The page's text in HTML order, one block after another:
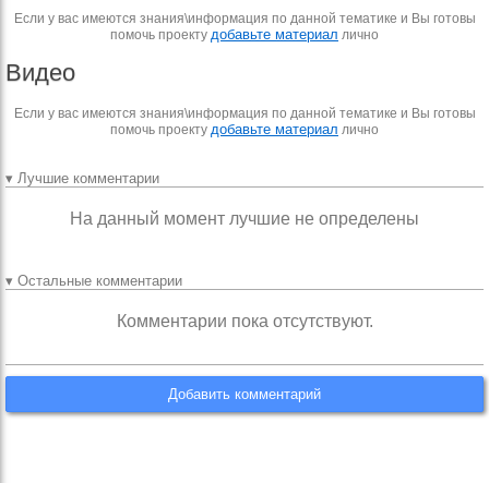
Если у вас имеются знания\информация по данной тематике и Вы готовы
помочь проекту добавьте материал лично
Видео
Если у вас имеются знания\информация по данной тематике и Вы готовы
помочь проекту добавьте материал лично
▾ Лучшие комментарии
На данный момент лучшие не определены
▾ Остальные комментарии
Комментарии пока отсутствуют.
Добавить комментарий